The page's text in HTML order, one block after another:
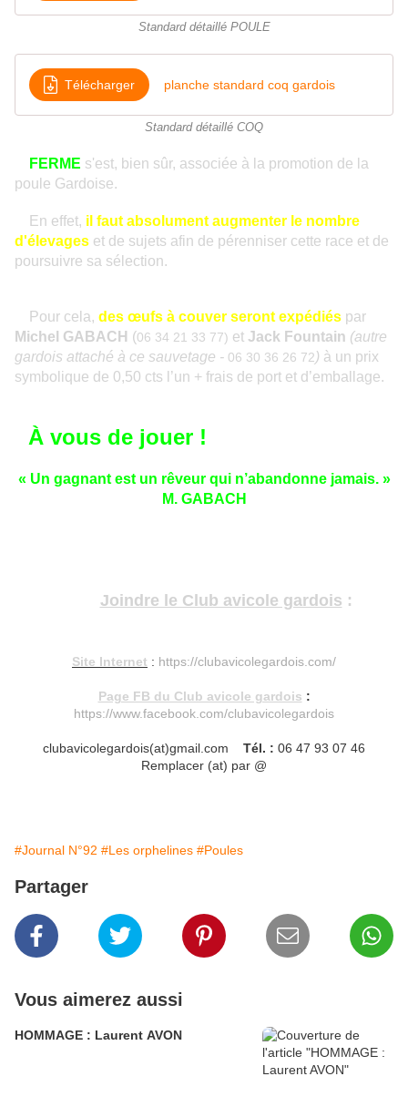
Standard détaillé POULE
Télécharger planche standard coq gardois
Standard détaillé COQ
FERME s'est, bien sûr, associée à la promotion de la
poule Gardoise.
En effet, il faut absolument augmenter le nombre
d'élevages et de sujets afin de pérenniser cette race et de
poursuivre sa sélection.
Pour cela, des œufs à couver seront expédiés par
Michel GABACH (06 34 21 33 77) et Jack Fountain (autre
gardois attaché à ce sauvetage - 06 30 36 26 72) à un prix
symbolique de 0,50 cts l’un + frais de port et d’emballage.
À vous de jouer !
« Un gagnant est un rêveur qui n’abandonne jamais. »
M. GABACH
Joindre le Club avicole gardois :
Site Internet : https://clubavicolegardois.com/
Page FB du Club avicole gardois :
https://www.facebook.com/clubavicolegardois
clubavicolegardois(at)gmail.com Tél. : 06 47 93 07 46
Remplacer (at) par @
#Journal N°92 #Les orphelines #Poules
Partager
Vous aimerez aussi
HOMMAGE : Laurent AVON